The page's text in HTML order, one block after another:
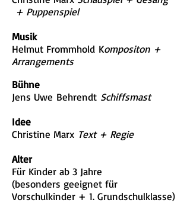
+ Puppenspiel
Musik
Helmut Frommhold Kompositon +
Arrangements
Bühne
Jens Uwe Behrendt Schiffsmast
Idee
Christine Marx Text + Regie
Alter
Für Kinder ab 3 Jahre
(besonders geeignet für
Vorschulkinder + 1. Grundschulklasse)